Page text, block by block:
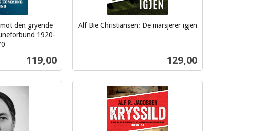
den gryende
1920-
Pris
119,00
Alf Bie Christiansen: De marsjerer igjen
Pris
129,00
Kjøp